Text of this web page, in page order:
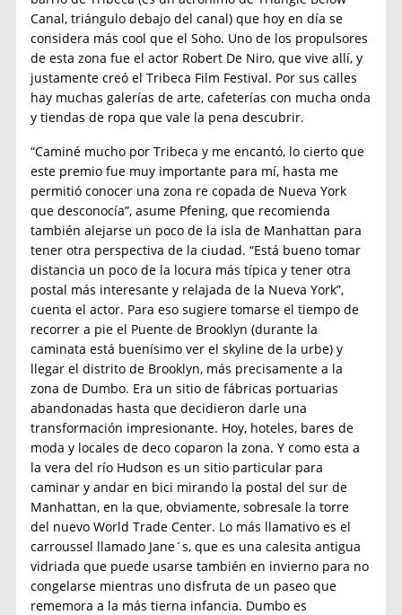
Canal, triángulo debajo del canal) que hoy en día se
considera más cool que el Soho. Uno de los propulsores
de esta zona fue el actor Robert De Niro, que vive allí, y
justamente creó el Tribeca Film Festival. Por sus calles
hay muchas galerías de arte, cafeterías con mucha onda
y tiendas de ropa que vale la pena descubrir.
“Caminé mucho por Tribeca y me encantó, lo cierto que
este premio fue muy importante para mí, hasta me
permitió conocer una zona re copada de Nueva York
que desconocía”, asume Pfening, que recomienda
también alejarse un poco de la isla de Manhattan para
tener otra perspectiva de la ciudad. “Está bueno tomar
distancia un poco de la locura más típica y tener otra
postal más interesante y relajada de la Nueva York”,
cuenta el actor. Para eso sugiere tomarse el tiempo de
recorrer a pie el Puente de Brooklyn (durante la
caminata está buenísimo ver el skyline de la urbe) y
llegar el distrito de Brooklyn, más precisamente a la
zona de Dumbo. Era un sitio de fábricas portuarias
abandonadas hasta que decidieron darle una
transformación impresionante. Hoy, hoteles, bares de
moda y locales de deco coparon la zona. Y como esta a
la vera del río Hudson es un sitio particular para
caminar y andar en bici mirando la postal del sur de
Manhattan, en la que, obviamente, sobresale la torre
del nuevo World Trade Center. Lo más llamativo es el
carroussel llamado Jane´s, que es una calesita antigua
vidriada que puede usarse también en invierno para no
congelarse mientras uno disfruta de un paseo que
rememora a la más tierna infancia. Dumbo es